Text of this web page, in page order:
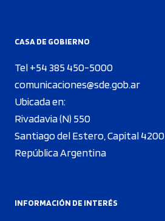
CASA DE GOBIERNO
Tel +54 385 450-5000
comunicaciones@sde.gob.ar
Ubicada en:
Rivadavia (N) 550
Santiago del Estero, Capital 4200
República Argentina
INFORMACIÓN DE INTERÉS